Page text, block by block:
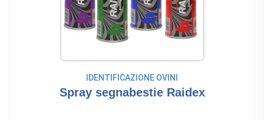
IDENTIFICAZIONE OVINI
Spray segnabestie Raidex